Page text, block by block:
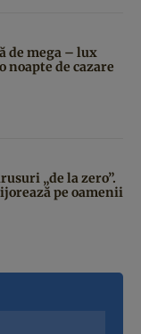
de mega – lux
noapte de cazare
„de la zero”.
pe oamenii